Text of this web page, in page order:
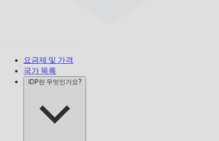
요금제 및 가격
국가 목록
IDP란 무엇인가요?